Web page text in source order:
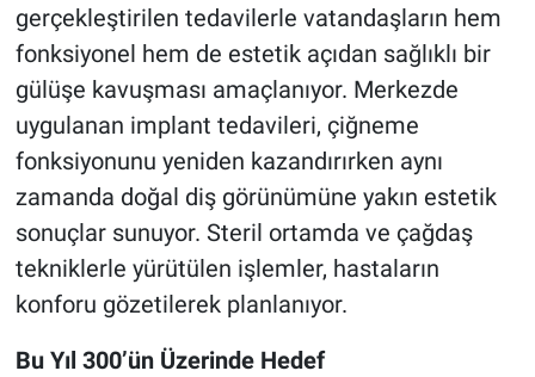
gerçekleştirilen tedavilerle vatandaşların hem
fonksiyonel hem de estetik açıdan sağlıklı bir
gülüşe kavuşması amaçlanıyor. Merkezde
uygulanan implant tedavileri, çiğneme
fonksiyonunu yeniden kazandırırken aynı
zamanda doğal diş görünümüne yakın estetik
sonuçlar sunuyor. Steril ortamda ve çağdaş
tekniklerle yürütülen işlemler, hastaların
konforu gözetilerek planlanıyor.
Bu Yıl 300’ün Üzerinde Hedef